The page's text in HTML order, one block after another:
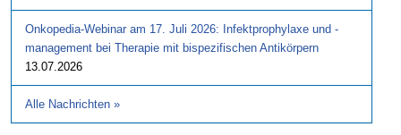
Onkopedia-Webinar am 17. Juli 2026: Infektprophylaxe und -
management bei Therapie mit bispezifischen Antikörpern
13.07.2026
Alle Nachrichten »